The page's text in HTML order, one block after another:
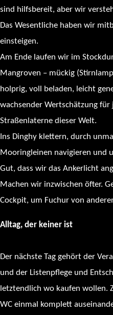
sind hilfsbereit, aber wir
Das Wesentliche haben wir
einsteigen.
Am Ende laufen wir im
Mangroven – mückig
holprig, voll beladen, leicht
wachsender Wertschätzung
Straßenlaterne dieser Welt.
Ins Dinghy klettern, durch
Mooringleinen navigieren und
Gut, dass wir das Ankerlicht
Machen wir inzwischen öfter.
Cockpit, um Fuchur von
Alltag, der keiner ist
Der nächste Tag gehört der
und der Listenpflege und
letztendlich wo kaufen wollen.
WC einmal komplett